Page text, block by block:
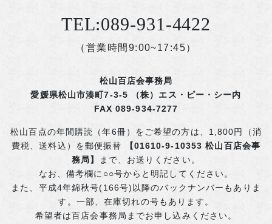
TEL:089-931-4422
（営業時間9:00~17:45）
松山百店会事務局
愛媛県松山市湊町7-3-5 （株）エス・ピー・シー内
FAX 089-934-7277
松山百点の年間購読（年6冊）をご希望の方は、1,800円（消
費税、送料込）を郵便振替
【01610-9-10353 松山百店会事
務局】
まで、お送りください。
なお、備考欄に○○号からと明記してください。
また、平成4年錦秋号(166号)以降のバックナンバーもありま
す。一部、在庫切れの号もあります。
希望者は百店会事務局までお申し込みください。